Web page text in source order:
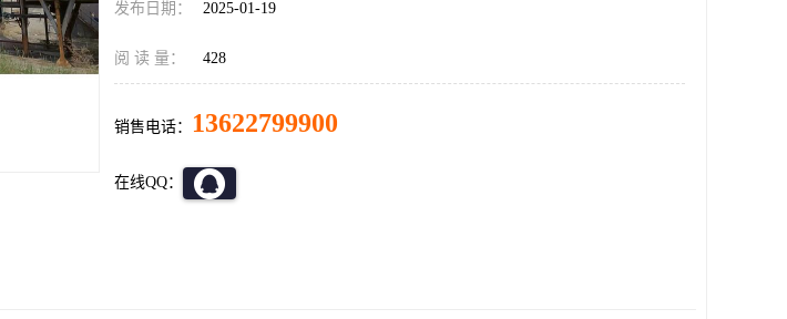
发布日期： 2025-01-19
阅 读 量： 428
销售电话： 13622799900
在线QQ：